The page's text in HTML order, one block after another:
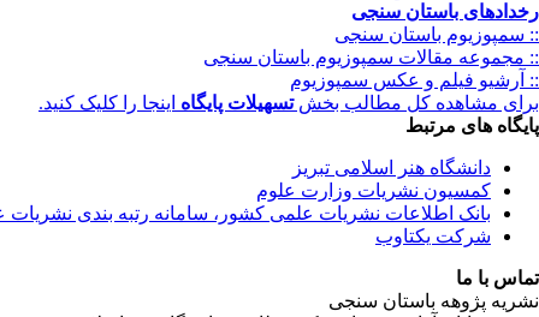
رخدادهای باستان سنجی
:: سمپوزیوم باستان سنجی
:: مجموعه مقالات سمپوزیوم باستان سنجی
:: آرشیو فیلم و عکس سمپوزیوم
برای مشاهده کل مطالب بخشتسهیلات پایگاه اینجا را کلیک کنید.
پایگاه های مرتبط
دانشگاه هنر اسلامی تبریز
کمسیون نشریات وزارت علوم
بانک اطلاعات نشریات علمی کشور، سامانه رتبه بندی نشریات
شرکت یکتاوب
تماس با ما
نشریه پژوهه باستان سنجی